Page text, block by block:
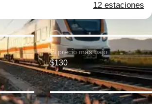
12 estaciones
El precio más bajo:
$130